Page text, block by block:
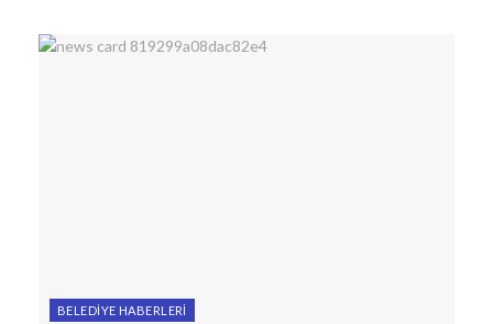
BELEDIYE HABERLERI